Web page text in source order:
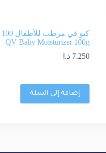
QV Baby Moisturizer 100g
7.250 د.ا
إضافة إلى السلة